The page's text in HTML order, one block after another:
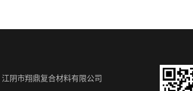
江阴市翔鼎复合材料有限公司